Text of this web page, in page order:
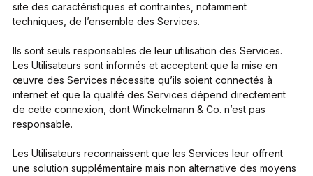
site des caractéristiques et contraintes, notamment
techniques, de l’ensemble des Services.
Ils sont seuls responsables de leur utilisation des Services.
Les Utilisateurs sont informés et acceptent que la mise en
œuvre des Services nécessite qu’ils soient connectés à
internet et que la qualité des Services dépend directement
de cette connexion, dont Winckelmann & Co. n’est pas
responsable.
Les Utilisateurs reconnaissent que les Services leur offrent
une solution supplémentaire mais non alternative des moyens